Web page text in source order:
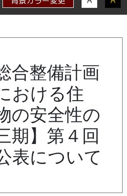
合整備計画
おける住
の安全性の
期】第４回
表について